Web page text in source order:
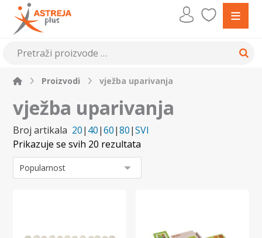
Proizvodi vježba uparivanja
vježba uparivanja
Broj artikala 20| 40|60|80|SVI
Prikazuje se svih 20 rezultata